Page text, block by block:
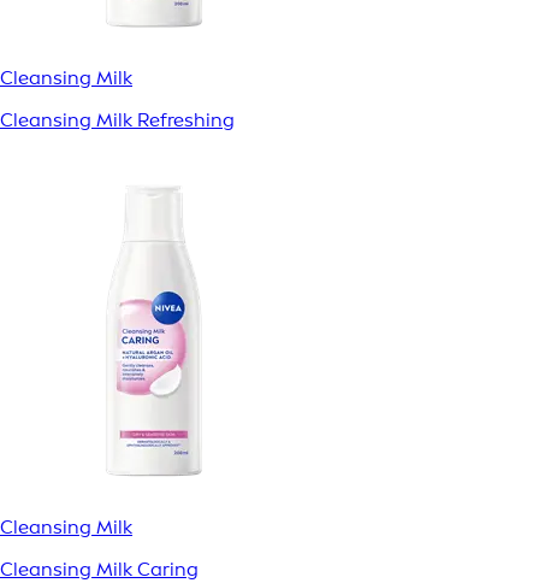
Cleansing Milk
Cleansing Milk Refreshing
Cleansing Milk
Cleansing Milk Caring